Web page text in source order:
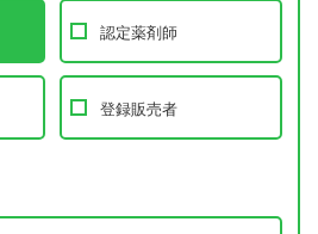
認定薬剤師
登録販売者